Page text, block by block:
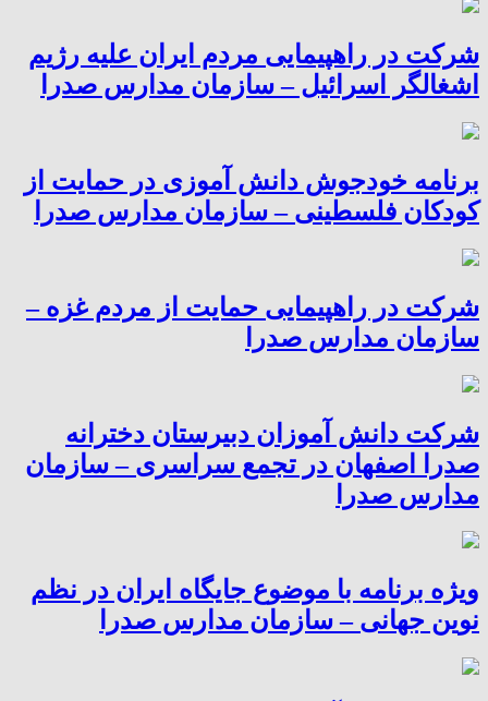
شرکت در راهپیمایی مردم ایران علیه رژیم
اشغالگر اسرائیل – سازمان مدارس صدرا
برنامه خودجوش دانش آموزی در حمایت از
کودکان فلسطینی – سازمان مدارس صدرا
شرکت در راهپیمایی حمایت از مردم غزه –
سازمان مدارس صدرا
شرکت دانش آموزان دبیرستان دخترانه
صدرا اصفهان در تجمع سراسری – سازمان
مدارس صدرا
ویژه برنامه با موضوع جایگاه ایران در نظم
نوین جهانی – سازمان مدارس صدرا